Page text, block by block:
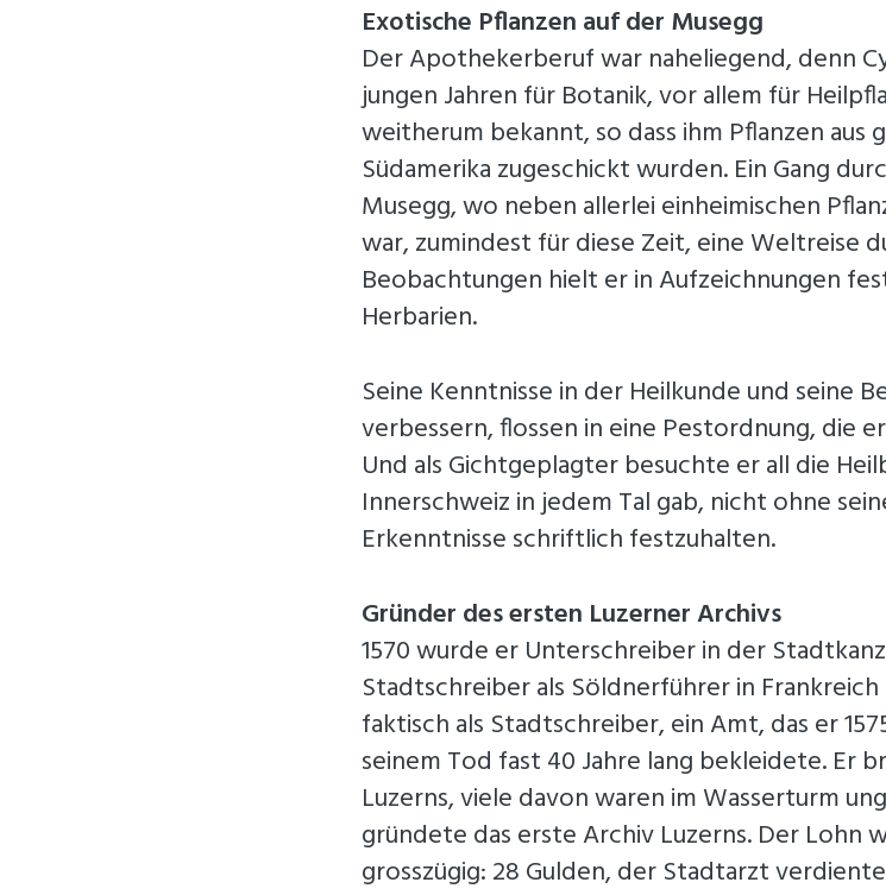
Exotische Pflanzen auf der Musegg
Der Apothekerberuf war naheliegend, denn
jungen Jahren für Botanik, vor allem für
weitherum bekannt, so dass ihm Pflanzen aus
Südamerika zugeschickt wurden. Ein Gang
Musegg, wo neben allerlei einheimischen
war, zumindest für diese Zeit, eine Weltreise
Beobachtungen hielt er in Aufzeichnungen
Herbarien.
Seine Kenntnisse in der Heilkunde und seine
verbessern, flossen in eine Pestordnung, die
Und als Gichtgeplagter besuchte er all die
Innerschweiz in jedem Tal gab, nicht ohne
Erkenntnisse schriftlich festzuhalten.
Gründer des ersten Luzerner Archivs
1570 wurde er Unterschreiber in der
Stadtschreiber als Söldnerführer in
faktisch als Stadtschreiber, ein Amt, das er
seinem Tod fast 40 Jahre lang bekleidete. Er
Luzerns, viele davon waren im Wasserturm
gründete das erste Archiv Luzerns. Der Lohn
grosszügig: 28 Gulden, der Stadtarzt